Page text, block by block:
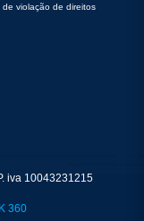
violação de direitos
iva 10043231215
360